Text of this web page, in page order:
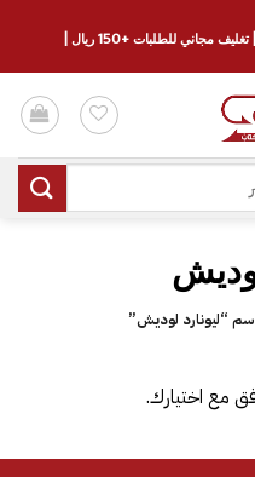
“ليونارد لوديش”
مع اختيارك.